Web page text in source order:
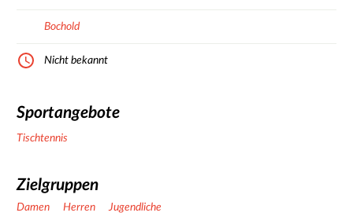
Bochold
Nicht bekannt
Sportangebote
Tischtennis
Zielgruppen
Damen Herren Jugendliche